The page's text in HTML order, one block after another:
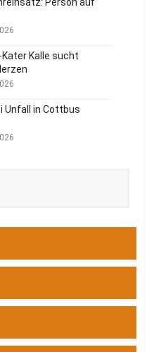
Kalle sucht
Unfall in Cottbus